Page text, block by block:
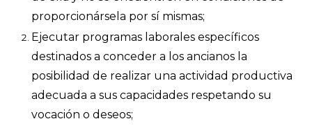
proporcionársela por sí mismas;
Ejecutar programas laborales específicos
destinados a conceder a los ancianos la
posibilidad de realizar una actividad productiva
adecuada a sus capacidades respetando su
vocación o deseos;